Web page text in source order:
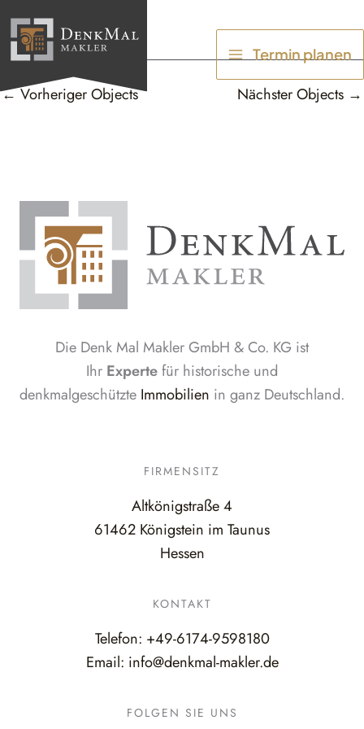
Inhalt
springen
Termin planen
←Vorheriger Objects Nächster Objects →
Die Denk Mal Makler GmbH & Co. KG ist
Ihr Expertefür historische und
denkmalgeschützte Immobilien in ganz Deutschland.
FIRMENSITZ
Altkönigstraße 4
61462 Königstein im Taunus
Hessen
KONTAKT
Telefon: +49-6174-9598180
Email: info@denkmal-makler.de
FOLGEN SIE UNS